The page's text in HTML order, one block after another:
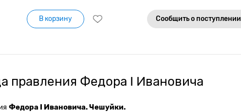
В корзину Сообщить о поступлении
правления Федора I Ивановича
Федора I Ивановича. Чешуйки.